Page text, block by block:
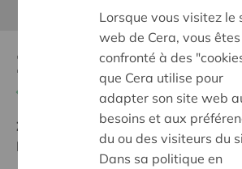
Zu.Hause
Ziel:
Une société solidaire et
barrières
Lorsque vous visitez le
web de Cera, vous êtes
confronté à des
que Cera utilise pour
adapter son site web
besoins et aux
du ou des visiteurs du
Dans sa politique en